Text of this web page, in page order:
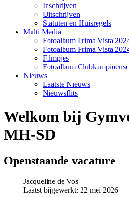
Inschrijven
Uitschrijven
Statuten en Huisregels
Multi Media
Fotoalbum Prima Vista
Fotoalbum Prima Vista
Filmpjes
Fotoalbum
Nieuws
Laatste Nieuws
Nieuwsflits
Welkom bij
MH-SD
Openstaande vacature
Jacqueline de Vos
Laatst bijgewerkt: 22 mei 2026